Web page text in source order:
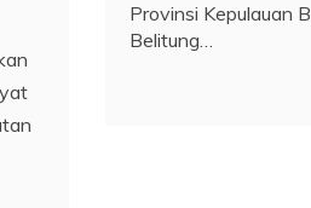
Provinsi Kepulauan
Belitung…